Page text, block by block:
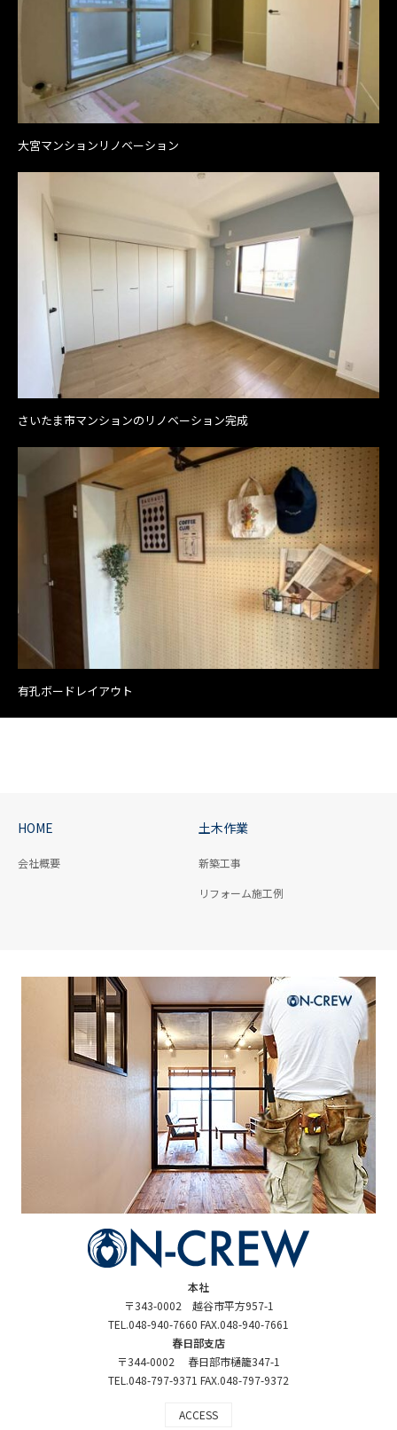
大宮マンションリノベーション
さいたま市マンションのリノベーション完成
有孔ボードレイアウト
HOME
会社概要
土木作業
新築工事
リフォーム施工例
本社
〒343-0002 越谷市平方957-1
TEL.048-940-7660 FAX.048-940-7661
春日部支店
〒344-0002 春日部市樋籠347-1
TEL.048-797-9371 FAX.048-797-9372
ACCESS